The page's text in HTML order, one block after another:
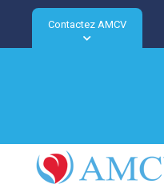
Contactez AMCV